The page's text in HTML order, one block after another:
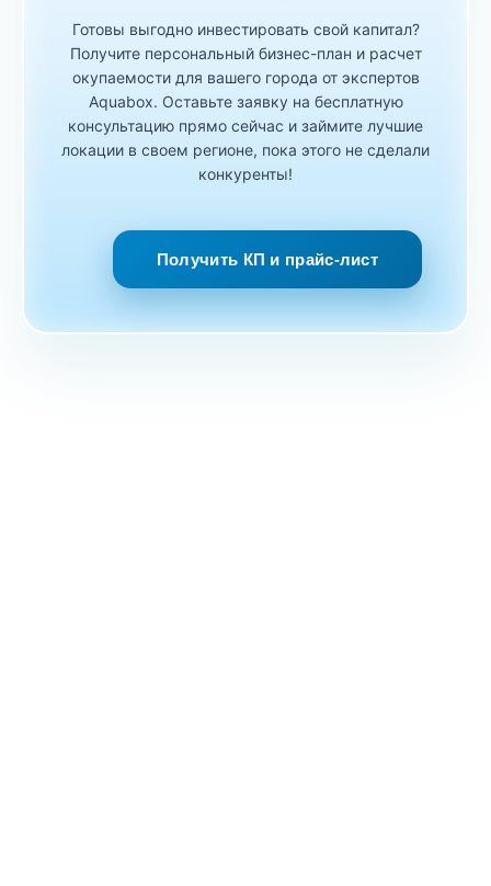
Готовы выгодно инвестировать свой капитал?
Получите персональный бизнес-план и расчет
окупаемости для вашего города от экспертов
Aquabox. Оставьте заявку на бесплатную
консультацию прямо сейчас и займите лучшие
локации в своем регионе, пока этого не сделали
конкуренты!
Получить КП и прайс-лист